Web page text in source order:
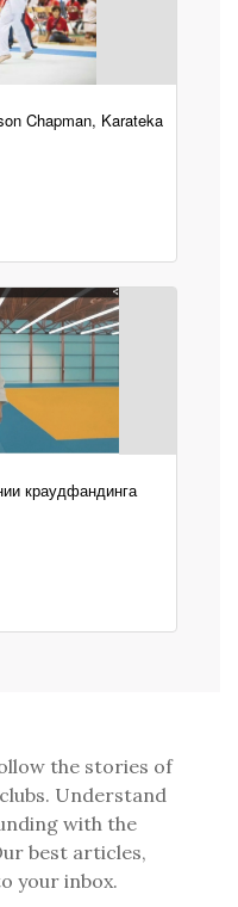
Chapman, Karateka
краудфандинга
the stories of
Understand
with the
best articles,
your inbox.